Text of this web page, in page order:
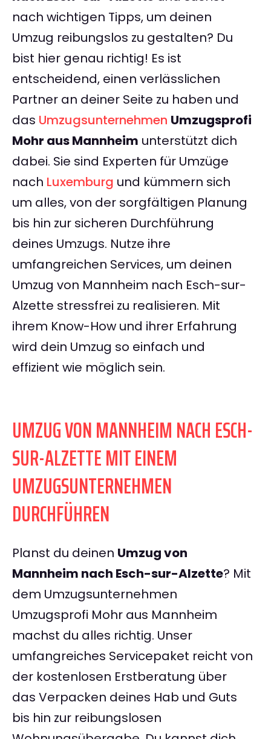
nach wichtigen Tipps, um deinen
Umzug reibungslos zu gestalten? Du
bist hier genau richtig! Es ist
entscheidend, einen verlässlichen
Partner an deiner Seite zu haben und
das Umzugsunternehmen Umzugsprofi
Mohr aus Mannheim unterstützt dich
dabei. Sie sind Experten für Umzüge
nach Luxemburg und kümmern sich
um alles, von der sorgfältigen Planung
bis hin zur sicheren Durchführung
deines Umzugs. Nutze ihre
umfangreichen Services, um deinen
Umzug von Mannheim nach Esch-sur-
Alzette stressfrei zu realisieren. Mit
ihrem Know-How und ihrer Erfahrung
wird dein Umzug so einfach und
effizient wie möglich sein.
UMZUG VON MANNHEIM NACH ESCH-
SUR-ALZETTE MIT EINEM
UMZUGSUNTERNEHMEN
DURCHFÜHREN
Planst du deinen Umzug von
Mannheim nach Esch-sur-Alzette? Mit
dem Umzugsunternehmen
Umzugsprofi Mohr aus Mannheim
machst du alles richtig. Unser
umfangreiches Servicepaket reicht von
der kostenlosen Erstberatung über
das Verpacken deines Hab und Guts
bis hin zur reibungslosen